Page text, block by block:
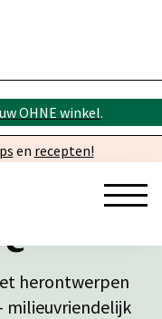
OHNE winkel.
en recepten!
herontwerpen